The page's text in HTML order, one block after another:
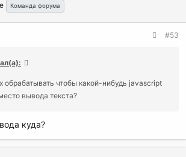
Команда форума
#53
обрабатывать чтобы какой-нибудь javascript
вывода текста?
куда?